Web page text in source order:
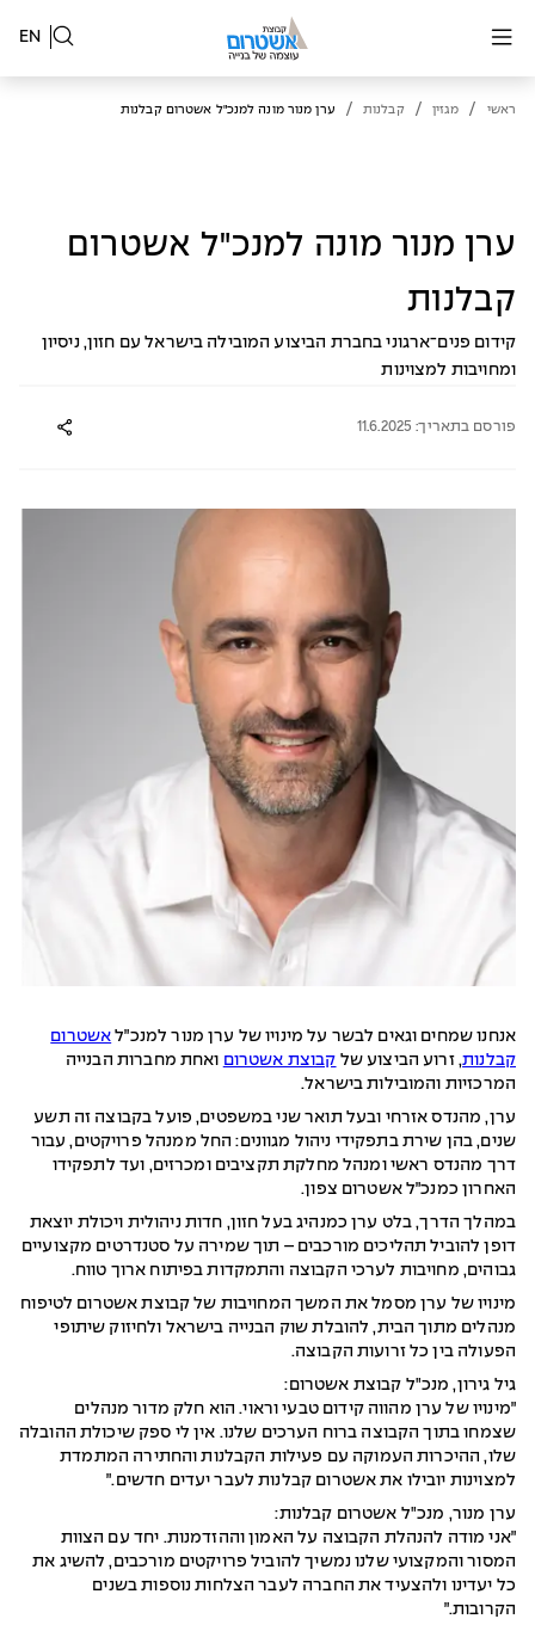
EN
ראשי / מגזין / קבלנות / ערן מנור מונה למנכ"ל אשטרום קבלנות
ערן מנור מונה למנכ"ל אשטרום
קבלנות
קידום פנים־ארגוני בחברת הביצוע המובילה בישראל עם חזון, ניסיון
ומחויבות למצוינות
פורסם בתאריך: 11.6.2025
אנחנו שמחים וגאים לבשר על מינויו של ערן מנור למנכ״ל אשטרום
קבלנות, זרוע הביצוע של קבוצת אשטרום ואחת מחברות הבנייה
המרכזיות והמובילות בישראל.
ערן, מהנדס אזרחי ובעל תואר שני במשפטים, פועל בקבוצה זה תשע
שנים, בהן שירת בתפקידי ניהול מגוונים: החל ממנהל פרויקטים, עבור
דרך מהנדס ראשי ומנהל מחלקת תקציבים ומכרזים, ועד לתפקידו
האחרון כמנכ״ל אשטרום צפון.
במהלך הדרך, בלט ערן כמנהיג בעל חזון, חדות ניהולית ויכולת יוצאת
דופן להוביל תהליכים מורכבים – תוך שמירה על סטנדרטים מקצועיים
גבוהים, מחויבות לערכי הקבוצה והתמקדות בפיתוח ארוך טווח.
מינויו של ערן מסמל את המשך המחויבות של קבוצת אשטרום לטיפוח
מנהלים מתוך הבית, להובלת שוק הבנייה בישראל ולחיזוק שיתופי
הפעולה בין כל זרועות הקבוצה.
גיל גירון, מנכ"ל קבוצת אשטרום:
״מינויו של ערן מהווה קידום טבעי וראוי. הוא חלק מדור מנהלים
שצמחו בתוך הקבוצה ברוח הערכים שלנו. אין לי ספק שיכולת ההובלה
שלו, ההיכרות העמוקה עם פעילות הקבלנות והחתירה המתמדת
למצוינות יובילו את אשטרום קבלנות לעבר יעדים חדשים.״
ערן מנור, מנכ"ל אשטרום קבלנות:
״אני מודה להנהלת הקבוצה על האמון וההזדמנות. יחד עם הצוות
המסור והמקצועי שלנו נמשיך להוביל פרויקטים מורכבים, להשיג את
כל יעדינו ולהצעיד את החברה לעבר הצלחות נוספות בשנים
הקרובות.״